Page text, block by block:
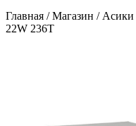
Главная /Магазин / Асики
22W 236T